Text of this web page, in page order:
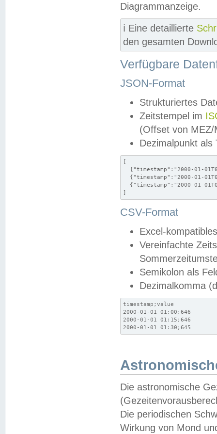
Diagrammanzeige.
ℹ️ Eine detaillierte
den gesamten
Verfügbare
JSON-Format
Strukturiertes
Zeitstempel im
(Offset von MEZ/
Dezimalpunkt als
[
{"timestamp":"2000-01-
{"timestamp":"2000-01-
{"timestamp":"2000-01-
]
CSV-Format
Excel-
Vereinfachte
Semikolon als
Dezimalkomma
timestamp;value
2000-01-01 01:00;646
2000-01-01 01:15;646
2000-01-01 01:30;645
Die astronomische
Die periodischen
Wirkung von Mond